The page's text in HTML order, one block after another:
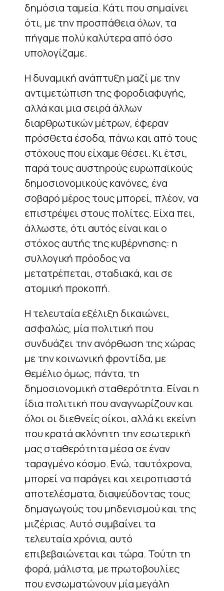
δημόσια ταμεία. Κάτι που σημαίνει
ότι, με την προσπάθεια όλων, τα
πήγαμε πολύ καλύτερα από όσο
υπολογίζαμε.
Η δυναμική ανάπτυξη μαζί με την
αντιμετώπιση της φοροδιαφυγής,
αλλά και μια σειρά άλλων
διαρθρωτικών μέτρων, έφεραν
πρόσθετα έσοδα, πάνω και από τους
στόχους που είχαμε θέσει. Κι έτσι,
παρά τους αυστηρούς ευρωπαϊκούς
δημοσιονομικούς κανόνες, ένα
σοβαρό μέρος τους μπορεί, πλέον, να
επιστρέψει στους πολίτες. Είχα πει,
άλλωστε, ότι αυτός είναι και o
στόχος αυτής της κυβέρνησης: η
συλλογική πρόοδος να
μετατρέπεται, σταδιακά, και σε
ατομική προκοπή.
H τελευταία εξέλιξη δικαιώνει,
ασφαλώς, μία πολιτική που
συνδυάζει την ανόρθωση της χώρας
με την κοινωνική φροντίδα, με
θεμέλιο όμως, πάντα, τη
δημοσιονομική σταθερότητα. Είναι η
ίδια πολιτική που αναγνωρίζουν και
όλοι οι διεθνείς οίκοι, αλλά κι εκείνη
που κρατά ακλόνητη την εσωτερική
μας σταθερότητα μέσα σε έναν
ταραγμένο κόσμο. Ενώ, ταυτόχρονα,
μπορεί να παράγει και χειροπιαστά
αποτελέσματα, διαψεύδοντας τους
δημαγωγούς του μηδενισμού και της
μιζέριας. Αυτό συμβαίνει τα
τελευταία χρόνια, αυτό
επιβεβαιώνεται και τώρα. Τούτη τη
φορά, μάλιστα, με πρωτοβουλίες
που ενσωματώνουν μία μεγάλη